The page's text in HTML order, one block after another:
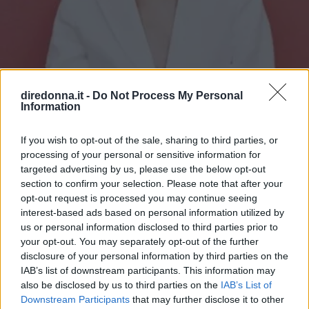
diredonna.it - Do Not Process My Personal
Information
If you wish to opt-out of the sale, sharing to third parties, or
processing of your personal or sensitive information for
targeted advertising by us, please use the below opt-out
section to confirm your selection. Please note that after your
opt-out request is processed you may continue seeing
interest-based ads based on personal information utilized by
us or personal information disclosed to third parties prior to
your opt-out. You may separately opt-out of the further
disclosure of your personal information by third parties on the
IAB’s list of downstream participants. This information may
also be disclosed by us to third parties on the IAB’s List of
Downstream Participants that may further disclose it to other
GOSSIP
Tailleur cerimonia 2025
economici: i più belli di Zara,
Zalando, H&M, Mango e altri
Da Zara a H&M, passando per Mango e Stradivarius: la
bella stagione alle porte significa solo una cosa,